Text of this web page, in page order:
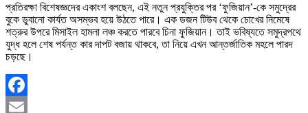
প্রতিরক্ষা বিশেষজ্ঞদের একাংশ বলছেন, এই নতুন প্রযুক্তির পর ‘ফুজিয়ান’-কে সমুদ্রের
বুকে ডুবানো কার্যত অসম্ভব হয়ে উঠতে পারে। এক ডজন টিউব থেকে চোখের নিমেষে
শত্রুর উপরে মিসাইল হামলা লঞ্চ করতে পারবে চিনা ফুজিয়ান। তাই ভবিষ্যতে সমুদ্রপথে
যুদ্ধ হলে শেষ পর্যন্ত কার দাপট বজায় থাকবে, তা নিয়ে এখন আন্তর্জাতিক মহলে পারদ
চড়ছে।
Facebook